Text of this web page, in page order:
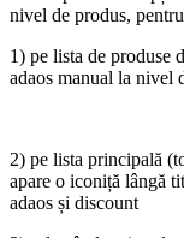
nivel de produs,
1) pe lista de produse
adaos manual la nivel
2) pe lista principală
apare o iconiță lângă
adaos și discount